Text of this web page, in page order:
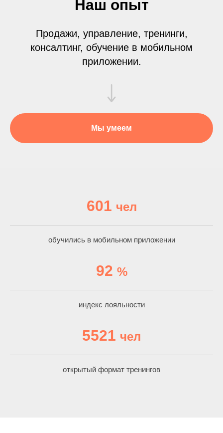
Наш опыт
Продажи, управление, тренинги,
консалтинг, обучение в мобильном
приложении.
Мы умеем
601 чел
обучились в мобильном приложении
92 %
индекс лояльности
5521 чел
открытый формат тренингов